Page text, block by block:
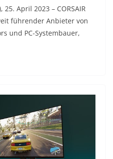
25. April 2023 – CORSAIR
führender Anbieter von
und PC-Systembauer,